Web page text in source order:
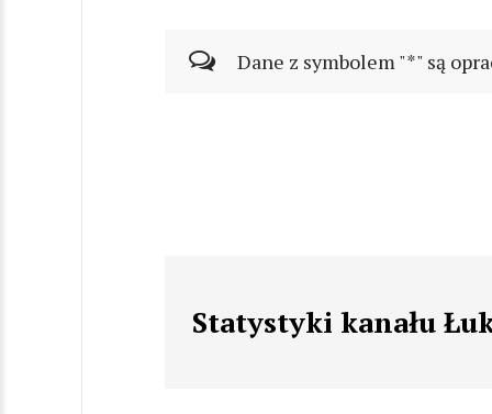
Dane z symbolem "*" są
Statystyki kanału